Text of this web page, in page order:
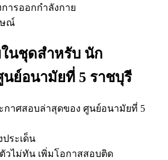
ารออกกำลังกาย
ษณ์
ในชุดสำหรับ นัก
ย์อนามัยที่ 5 ราชบุรี
กาศสอบล่าสุดของ ศูนย์อนามัยที่ 5
ประเด็น
วไม่ทัน เพิ่มโอกาสสอบติด